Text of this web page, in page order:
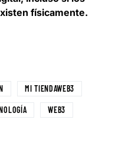
físicamente.
MI TIENDAWEB3
WEB3